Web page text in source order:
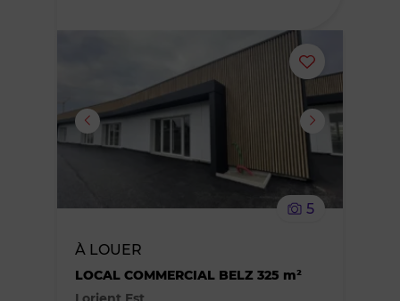
Ajouter
ou
le
5
À LOUER
LOCAL COMMERCIAL BELZ 325 m²